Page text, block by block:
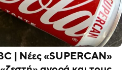
| Νέες «SUPERCAN»